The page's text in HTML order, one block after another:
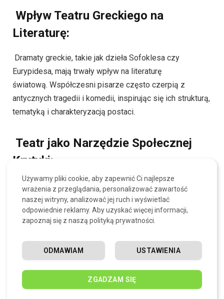
Wpływ Teatru Greckiego na
Literaturę:
Dramaty greckie, takie jak dzieła Sofoklesa czy
Eurypidesa, mają trwały wpływ na literaturę
światową. Współczesni pisarze często czerpią z
antycznych tragedii i komedii, inspirując się ich strukturą,
tematyką i charakteryzacją postaci.
Teatr jako Narzędzie Społecznej
Krytyki:
Teatr grecki często wykorzystywał formę tragedii
ukazywania błędów ludzkiego charakteru czy
społeczeństwa. Współczesne produkcje teatralne
również często pełnią rolę krytyki społecznej, angażując
widza do refleksji nad współczesnymi problemami.
Znaczenie Teatru jako
Wspólnotowego Doświadczenia:
Używamy pliki cookie, aby zapewnić Ci najlepsze
wrażenia z przeglądania, personalizować zawartość
naszej witryny, analizować jej ruch i wyświetlać
odpowiednie reklamy. Aby uzyskać więcej informacji,
zapoznaj się z naszą polityką prywatności.
ZGADZAM SIĘ
USTAWIENIA
ODMAWIAM